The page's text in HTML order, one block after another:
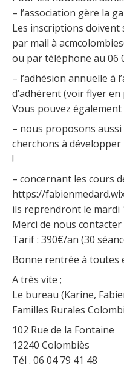
– l’association gère la
Les inscriptions doivent
par mail à
ou par téléphone au 06
– l’adhésion annuelle
d’adhérent (voir flyer en
Vous pouvez
– nous proposons aussi
cherchons à
!
– concernant les cours
https://
ils reprendront le mardi
Merci de nous
Tarif : 390€/an (30
Bonne rentrée à toutes
A très vite ;
Le bureau (Karine,
Familles Rurales
102 Rue de la Fontaine
12240 Colombiès
Tél . 06 04 79 41 48